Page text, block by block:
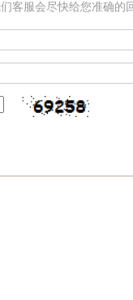
客服会尽快给您准确的